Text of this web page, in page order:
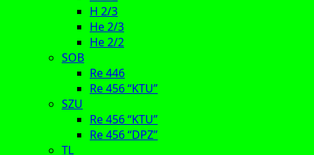
H 2/3
He 2/3
He 2/2
SOB
Re 446
Re 456 “KTU”
SZU
Re 456 “KTU”
Re 456 “DPZ”
TL